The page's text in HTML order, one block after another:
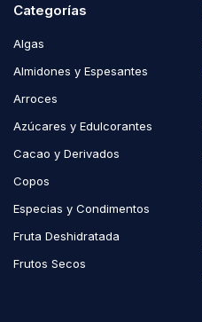
Categorías
Algas
Almidones y Espesantes
Arroces
Azúcares y Edulcorantes
Cacao y Derivados
Copos
Especias y Condimentos
Fruta Deshidratada
Frutos Secos